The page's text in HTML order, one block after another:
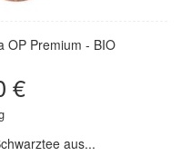
OP Premium - BIO
€
aus...